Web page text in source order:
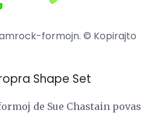
formojn. © Kopirajto
Shape Set
de Sue Chastain povas